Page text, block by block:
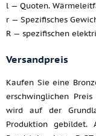
l — Quoten.
r — Spezifisches
R — spezifischen
Versandpreis
Kaufen Sie eine
erschwinglichen
wird auf der
Produktion gebildet.